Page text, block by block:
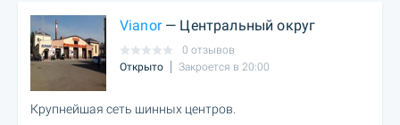
Vianor— Центральный округ
0 отзывов
Открыто
Закроется в 20:00
Крупнейшая сеть шинных центров.